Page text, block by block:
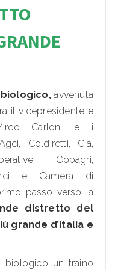
avvenuta
il vicepresidente e
Mirco Carloni e i
Coldiretti, Cia,
Copagri,
e Camera di
passo verso la
distretto del
grande d’Italia e
biologico un traino